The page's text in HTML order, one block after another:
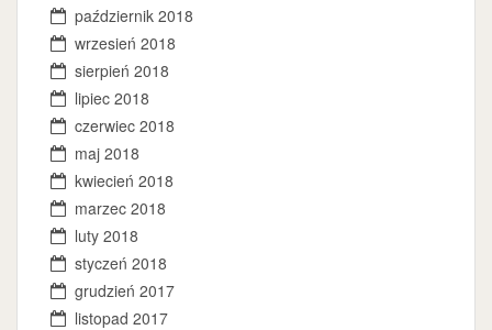
październik 2018
wrzesień 2018
sierpień 2018
lipiec 2018
czerwiec 2018
maj 2018
kwiecień 2018
marzec 2018
luty 2018
styczeń 2018
grudzień 2017
listopad 2017